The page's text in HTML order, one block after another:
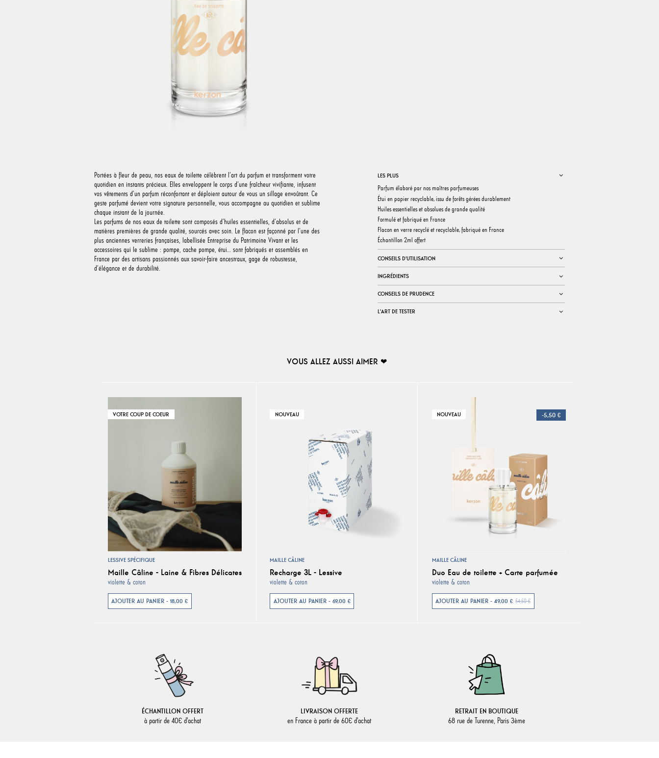
Portées à fleur de peau, nos eaux de toilette célèbrent l’art du parfum et transforment votre
quotidien en instants précieux. Elles enveloppent le corps d’une fraîcheur vivifiante, infusent
vos vêtements d’un parfum réconfortant et déploient autour de vous un sillage envoûtant. Ce
geste parfumé devient votre signature personnelle, vous accompagne au quotidien et sublime
chaque instant de la journée.
Les parfums de nos eaux de toilette sont composés d’huiles essentielles, d’absolus et de
matières premières de grande qualité, sourcés avec soin. Le flacon est façonné par l’une des
plus anciennes verreries françaises, labellisée Entreprise du Patrimoine Vivant et les
accessoires qui le sublime : pompe, cache pompe, étui… sont fabriqués et assemblés en
France par des artisans passionnés aux savoir-faire ancestraux, gage de robustesse,
d’élégance et de durabilité.
LES PLUS
Parfum élaboré par nos maîtres parfumeuses
Étui en papier recyclable, issu de forêts gérées durablement
Huiles essentielles et absolues de grande qualité
Formulé et fabriqué en France
Flacon en verre recyclé et recyclable, fabriqué en France
Échantillon 2ml offert
CONSEILS D'UTILISATION
INGRÉDIENTS
CONSEILS DE PRUDENCE
L'ART DE TESTER
VOUS ALLEZ AUSSI AIMER ❤︎
VOTRE COUP DE COEUR
LESSIVE SPÉCIFIQUE
Maille Câline - Laine & Fibres Délicates
violette & coton
AJOUTER AU PANIER - 18,00 €
NOUVEAU
MAILLE CÂLINE
Recharge 3L - Lessive
violette & coton
AJOUTER AU PANIER - 69,00 €
-5,50 €
NOUVEAU
MAILLE CÂLINE
Duo Eau de toilette + Carte parfumée
violette & coton
AJOUTER AU PANIER - 49,00 € 54,50 €
ÉCHANTILLON OFFERT
à partir de 40€ d'achat
LIVRAISON OFFERTE
en France à partir de 60€ d'achat
RETRAIT EN BOUTIQUE
68 rue de Turenne, Paris 3ème